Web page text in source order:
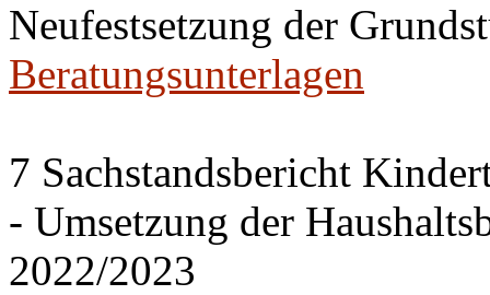
Neufestsetzung der
Beratungsunterlagen
7 Sachstandsbericht
- Umsetzung der
2022/2023